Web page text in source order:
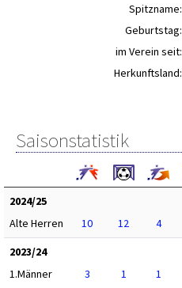
Spitzname:
Geburtstag:
im Verein seit:
Herkunftsland:
Saisonstatistik
2024/25
Alte Herren
10 12 4
2023/24
1.Männer
3 1 1